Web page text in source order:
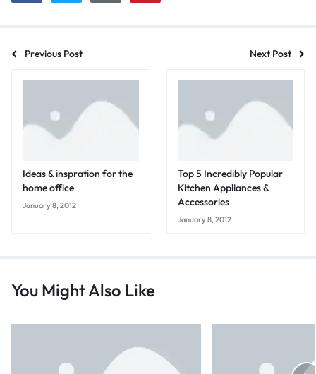
Previous Post Next Post
Ideas & inspration for the
home office
January 8, 2012
Top 5 Incredibly Popular
Kitchen Appliances &
Accessories
January 8, 2012
You Might Also Like